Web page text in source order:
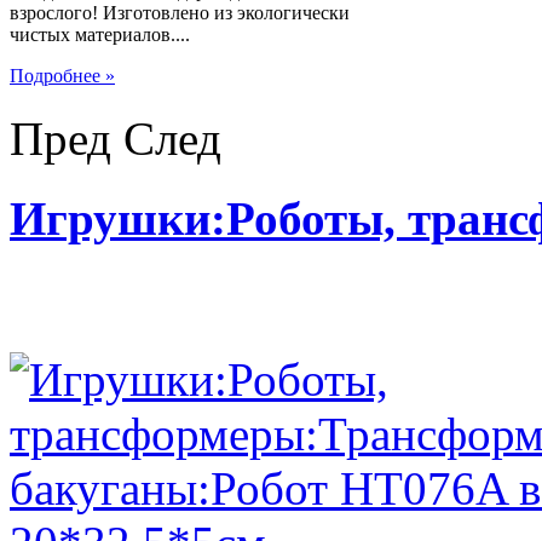
взрослого! Изготовлено из экологически
чистых материалов....
Подробнее »
Пред След
Игрушки:Роботы,